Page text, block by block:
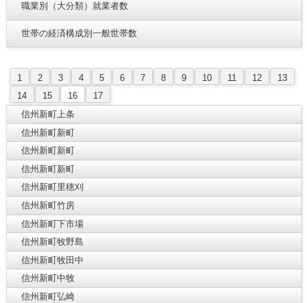
職業別（大分類）就業者数
世帯の経済構成別一般世帯数
1 2 3 4 5 6 7 8 9 10 11 12
13
14
15 16
17
信州新町上条
信州新町新町
信州新町新町
信州新町新町
信州新町里穂刈
信州新町竹房
信州新町下市場
信州新町牧野島
信州新町牧田中
信州新町中牧
信州新町弘崎